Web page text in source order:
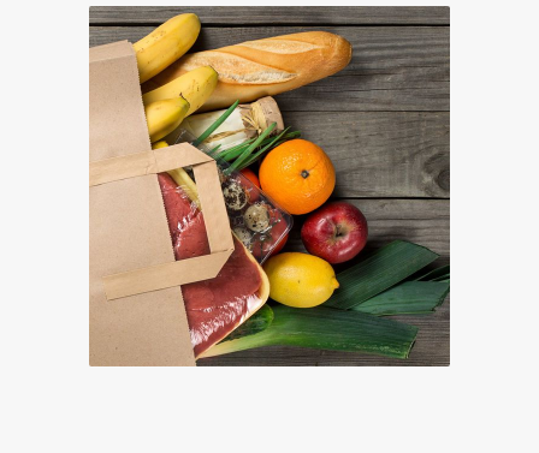
Médical